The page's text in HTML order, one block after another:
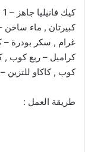
غرام , سكر بودرة
كراميل – ربع كوب
كوب , كاكاو للتزين
طريقة العمل :